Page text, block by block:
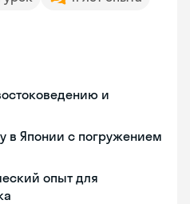
и
в Японии с погружением
опыт для